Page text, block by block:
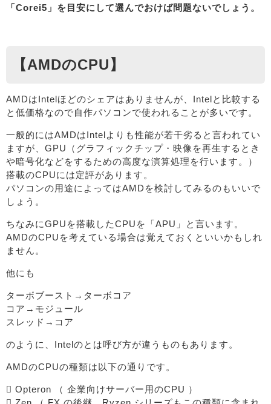
「Corei5」を目安にして選んでおけば問題ないでしょう。
【AMDのCPU】
AMDはIntelほどのシェアはありませんが、Intelと比較する
と低価格なので自作パソコンで使われることが多いです。
一般的にはAMDはIntelよりも性能が若干劣ると言われてい
ますが、GPU（グラフィックチップ・映像を再生するとき
や暗号化などをするための高度な演算処理を行います。）
搭載のCPUには定評があります。
パソコンの用途によってはAMDを検討してみるのもいいで
しょう。
ちなみにGPUを搭載したCPUを「APU」と言います。
AMDのCPUを考えている場合は覚えておくといいかもしれ
ません。
他にも
ターボブースト→ターボコア
コア→モジュール
スレッド→コア
のように、Intelのとは呼び方が違うものもあります。
AMDのCPUの種類は以下の通りです。
 Opteron （ 企業向けサーバー用のCPU ）